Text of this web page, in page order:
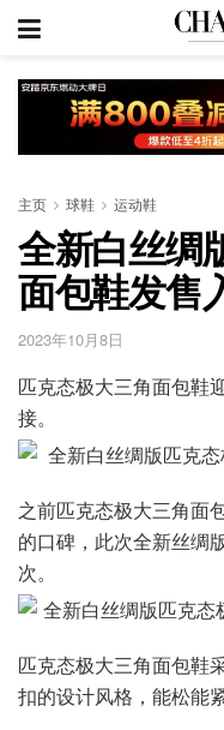
主页 球鞋 运动鞋
全新白丝绸
面包鞋发售
2023年10月8日
匹克态极大三角面包鞋
接。
之前匹克态极大三角面
的口碑，此次全新丝绸
次。
匹克态极大三角面包鞋
扣的设计风格，能松能